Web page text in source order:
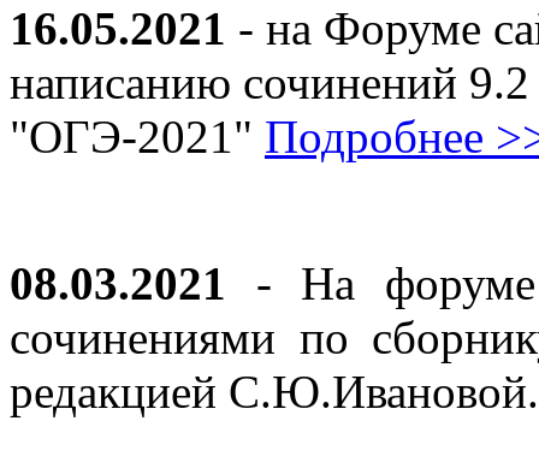
16.05.2021 - на Форуме
написанию сочинений
"ОГЭ-2021" Подробнее
08.03.2021 - На форуме
сочинениями по
редакцией